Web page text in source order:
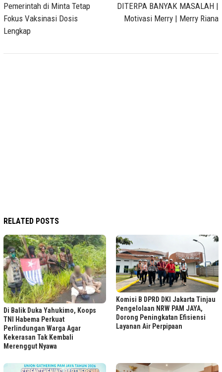
Pemerintah di Minta Tetap
Fokus Vaksinasi Dosis
Lengkap
DITERPA BANYAK MASALAH |
Motivasi Merry | Merry Riana
RELATED POSTS
Di Balik Duka Yahukimo, Koops
TNI Habema Perkuat
Perlindungan Warga Agar
Kekerasan Tak Kembali
Merenggut Nyawa
Komisi B DPRD DKI Jakarta Tinjau
Pengelolaan NRW PAM JAYA,
Dorong Peningkatan Efisiensi
Layanan Air Perpipaan